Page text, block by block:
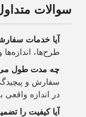
سوالات
آیا خدمات
طرح‌ها،
چه مدت طول
سفارش و
در اندازه واقعی به 20-30 روز زمان نیاز
آیا کیفیت را